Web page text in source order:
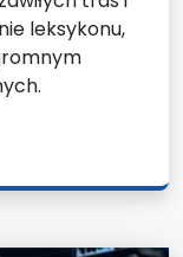
leksykonu,